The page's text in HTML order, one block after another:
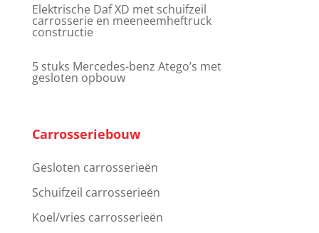
Elektrische Daf XD met schuifzeil
carrosserie en meeneemheftruck
constructie
5 stuks Mercedes-benz Atego’s met
gesloten opbouw
Carrosseriebouw
Gesloten carrosserieën
Schuifzeil carrosserieën
Koel/vries carrosserieën